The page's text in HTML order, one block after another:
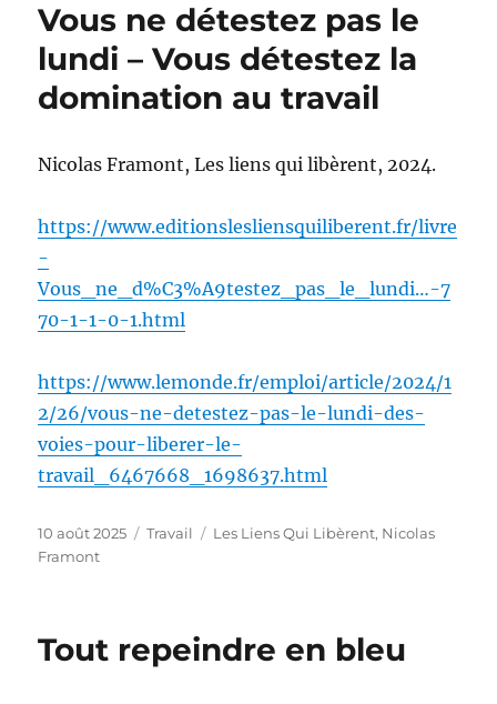
Vous ne détestez pas le
lundi – Vous détestez la
domination au travail
Nicolas Framont, Les liens qui libèrent, 2024.
https://www.editionslesliensquiliberent.fr/livre
-
Vous_ne_d%C3%A9testez_pas_le_lundi…-7
70-1-1-0-1.html
https://www.lemonde.fr/emploi/article/2024/1
2/26/vous-ne-detestez-pas-le-lundi-des-
voies-pour-liberer-le-
travail_6467668_1698637.html
Publié
le
10 août 2025 Catégories
Travail Étiquettes
Les Liens Qui Libèrent, Nicolas
Framont
Tout repeindre en bleu